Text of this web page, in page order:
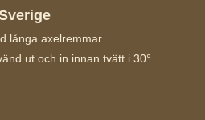
långa axelremmar
ut och in innan tvätt i 30°